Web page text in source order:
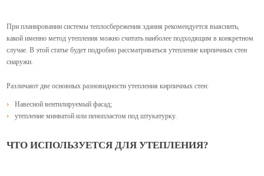
При планировании системы теплосбережения здания рекомендуется выяснить,
какой именно метод утепления можно считать наиболее подходящим в конкретном
случае. В этой статье будет подробно рассматриваться утепление кирпичных стен
снаружи.
Различают две основных разновидности утепления кирпичных стен:
Навесной вентилируемый фасад;
утепление минватой или пенопластом под штукатурку.
ЧТО ИСПОЛЬЗУЕТСЯ ДЛЯ УТЕПЛЕНИЯ?